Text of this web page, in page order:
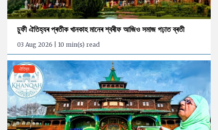
চুফী ঐতিহ্যৰ প্ৰতীক খানকাহ মানেৰ শ্বৰীফ আজিও সমাজ গঢ়াত ব্ৰতী
03 Aug 2026 | 10 min(s) read
ঐতিহ্য